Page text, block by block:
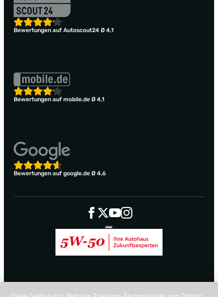
Bewertungen auf Autoscout24 Ø 4,1
Bewertungen auf mobile.de Ø 4,1
Bewertungen auf google.de Ø 4,6